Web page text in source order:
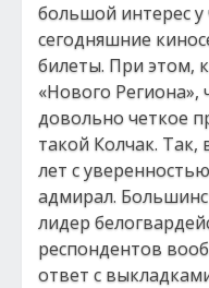
большой интерес
сегодняшние
билеты. При этом,
«Нового
довольно четкое
такой Колчак. Так,
лет с
адмирал.
лидер
респондентов
ответ с